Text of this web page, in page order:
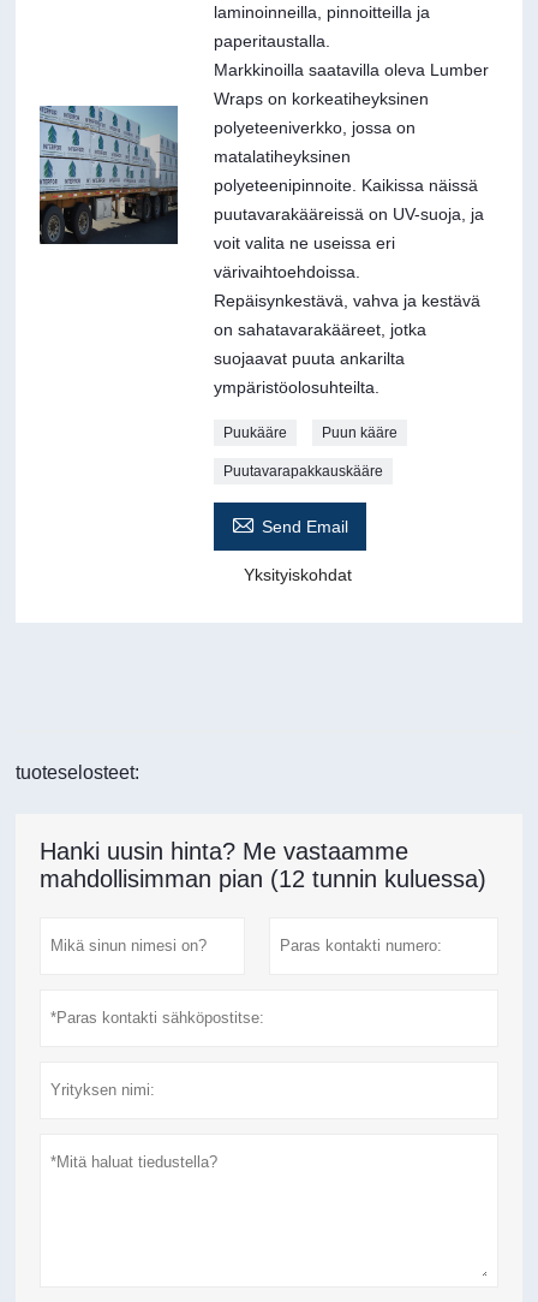
laminoinneilla, pinnoitteilla ja
paperitaustalla.
Markkinoilla saatavilla oleva Lumber
Wraps on korkeatiheyksinen
polyeteeniverkko, jossa on
matalatiheyksinen
polyeteenipinnoite. Kaikissa näissä
puutavarakääreissä on UV-suoja, ja
voit valita ne useissa eri
värivaihtoehdoissa.
Repäisynkestävä, vahva ja kestävä
on sahatavarakääreet, jotka
suojaavat puuta ankarilta
ympäristöolosuhteilta.
Puukääre Puun kääre
Puutavarapakkauskääre
 Send Email
Yksityiskohdat
tuoteselosteet:
Hanki uusin hinta? Me vastaamme
mahdollisimman pian (12 tunnin kuluessa)